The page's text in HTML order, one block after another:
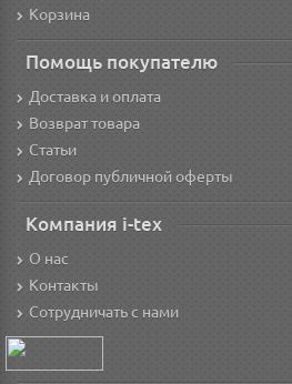
Корзина
Помощь покупателю
Доставка и оплата
Возврат товара
Статьи
Договор публичной оферты
Компания i-tex
О нас
Контакты
Сотрудничать с нами